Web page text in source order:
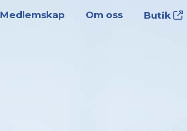
Medlemskap Om oss Butik